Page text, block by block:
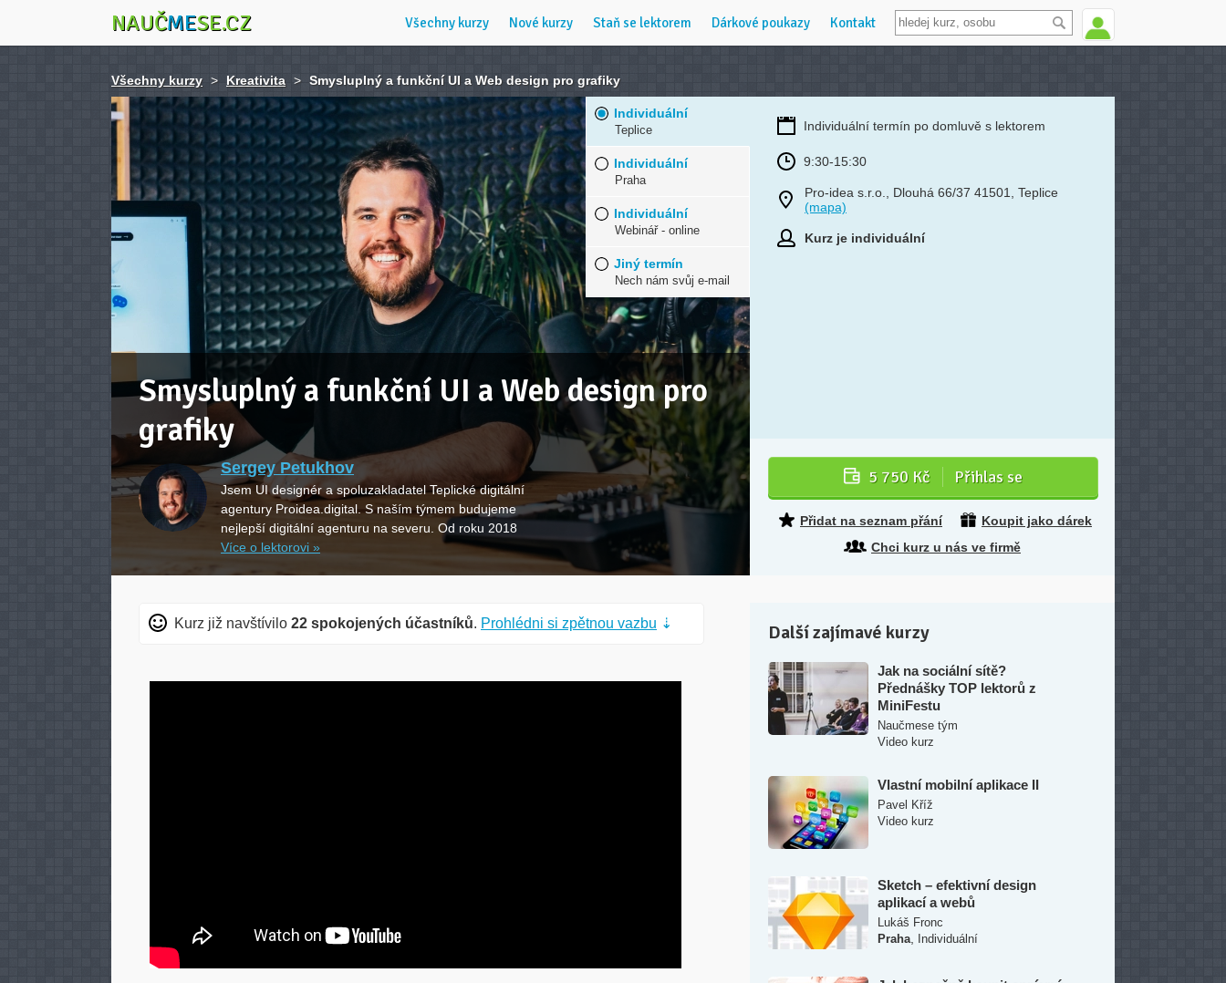
NAUČMESE.CZ Všechny kurzy Nové kurzy Staň se lektorem Dárkové poukazy Kontakt
Všechny kurzy > Kreativita > Smysluplný a funkční UI a Web design pro grafiky
Smysluplný a funkční UI a Web design pro
grafiky
Sergey Petukhov
Jsem UI designér a spoluzakladatel Teplické digitální
agentury Proidea.digital. S naším týmem budujeme
nejlepší digitální agenturu na severu. Od roku 2018
Více o lektorovi »
Individuální
Teplice
Individuální
Praha
Individuální
Webinář - online
Jiný termín
Nech nám svůj e-mail
Individuální termín po domluvě s lektorem
9:30-15:30
Pro-idea s.r.o., Dlouhá 66/37 41501, Teplice
(mapa)
Kurz je individuální
5 750 Kč Přihlas se
Přidat na seznam přání
Koupit jako dárek
Chci kurz u nás ve firmě
Kurz již navštívilo 22 spokojených účastníků. Prohlédni si zpětnou vazbu ⇣ Další zajímavé kurzy
Jak na sociální sítě?
Přednášky TOP lektorů z
MiniFestu
Naučmese tým
Video kurz
Vlastní mobilní aplikace II
Pavel Kříž
Video kurz
Sketch – efektivní design
aplikací a webů
Lukáš Fronc
Praha
Individuální